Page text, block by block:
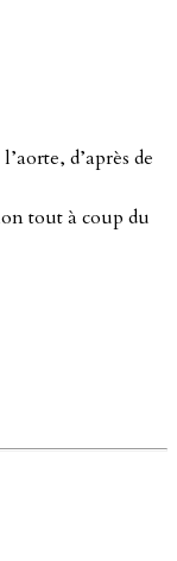
d’après de
tout à coup du